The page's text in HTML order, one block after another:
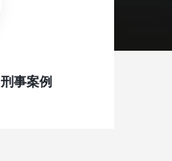
刑事案例